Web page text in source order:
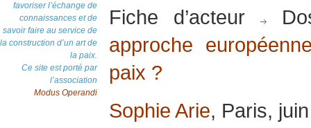
favoriser l’échange de
connaissances et de
savoir faire au service de
la construction d’un art de
la paix.
Ce site est porté par
l’association
Modus Operandi
Fiche d’acteur
approche
paix ?
Sophie Arie, Paris,